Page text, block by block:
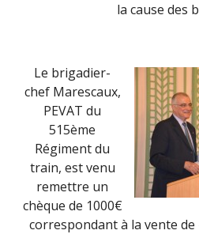
la cause des
Le brigadier-
chef Marescaux,
PEVAT du
515ème
Régiment du
train, est venu
remettre un
chèque de 1000€
correspondant à la vente de